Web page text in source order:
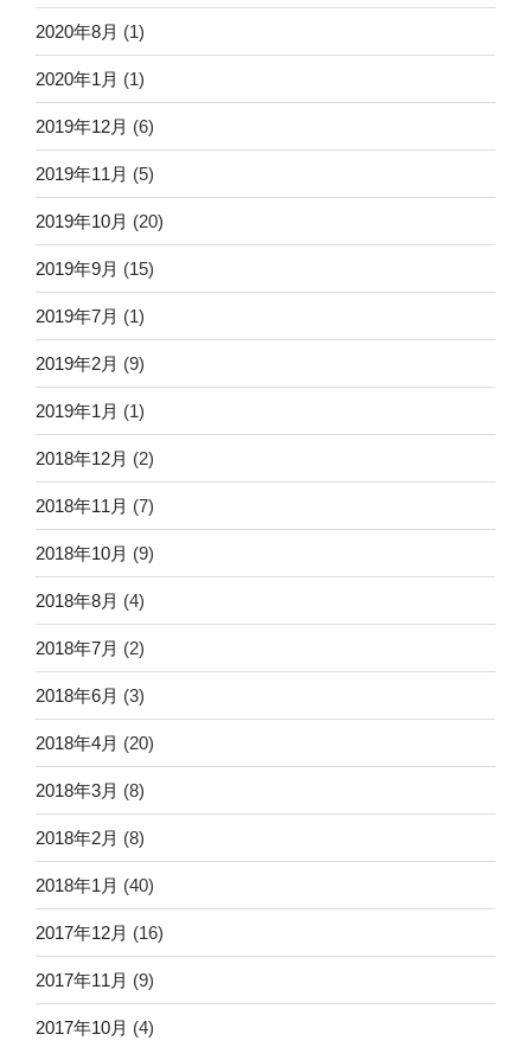
2020年8月 (1)
2020年1月 (1)
2019年12月 (6)
2019年11月 (5)
2019年10月 (20)
2019年9月 (15)
2019年7月 (1)
2019年2月 (9)
2019年1月 (1)
2018年12月 (2)
2018年11月 (7)
2018年10月 (9)
2018年8月 (4)
2018年7月 (2)
2018年6月 (3)
2018年4月 (20)
2018年3月 (8)
2018年2月 (8)
2018年1月 (40)
2017年12月 (16)
2017年11月 (9)
2017年10月 (4)